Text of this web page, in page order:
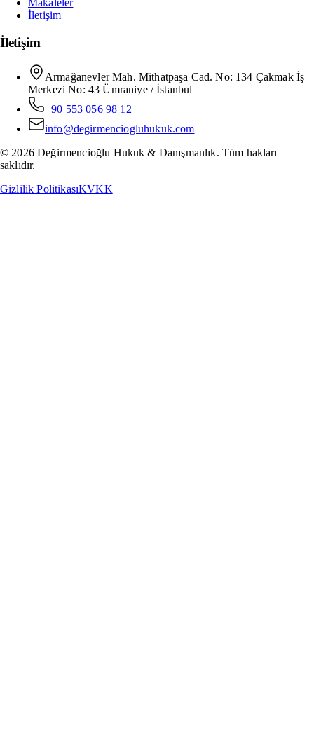
Makaleler
İletişim
İletişim
Armağanevler Mah. Mithatpaşa Cad. No: 134 Çakmak İş
Merkezi No: 43 Ümraniye / İstanbul
+90 553 056 98 12
info@degirmenciogluhukuk.com
© 2026Değirmencioğlu Hukuk & Danışmanlık. Tüm hakları
saklıdır.
Gizlilik PolitikasıKVKK